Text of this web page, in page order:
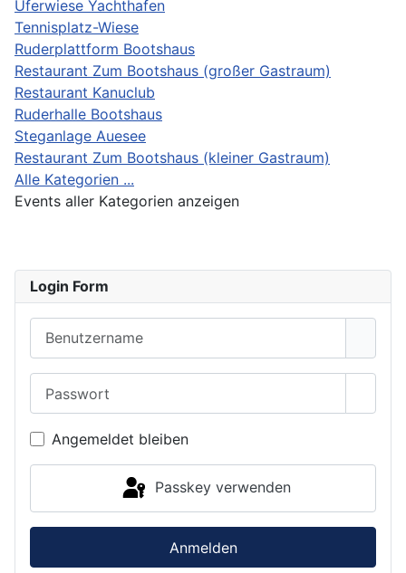
Uferwiese Yachthafen
Tennisplatz-Wiese
Ruderplattform Bootshaus
Restaurant Zum Bootshaus (großer Gastraum)
Restaurant Kanuclub
Ruderhalle Bootshaus
Steganlage Auesee
Restaurant Zum Bootshaus (kleiner Gastraum)
Alle Kategorien ...
Events aller Kategorien anzeigen
Login Form
Angemeldet bleiben
Passkey verwenden
Anmelden